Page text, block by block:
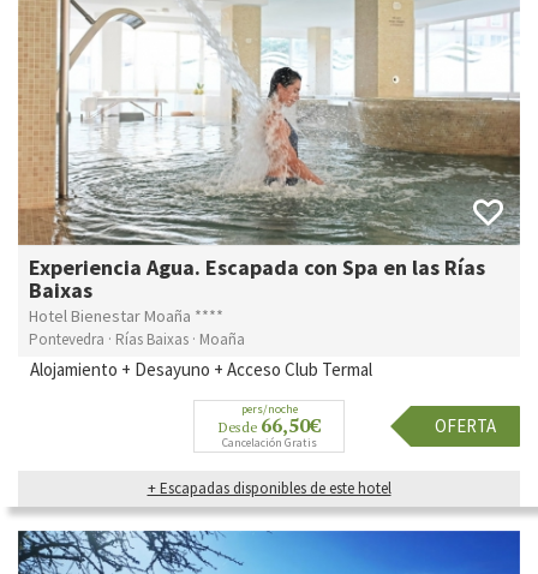
Experiencia Agua. Escapada con Spa en las Rías
Baixas
Hotel Bienestar Moaña ****
Pontevedra · Rías Baixas · Moaña
Alojamiento + Desayuno + Acceso Club Termal
pers/noche
Desde 66,50€
Cancelación Gratis
OFERTA
+ Escapadas disponibles de este hotel